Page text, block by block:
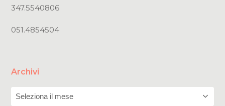
347.5540806
051.4854504
Archivi
Archivi